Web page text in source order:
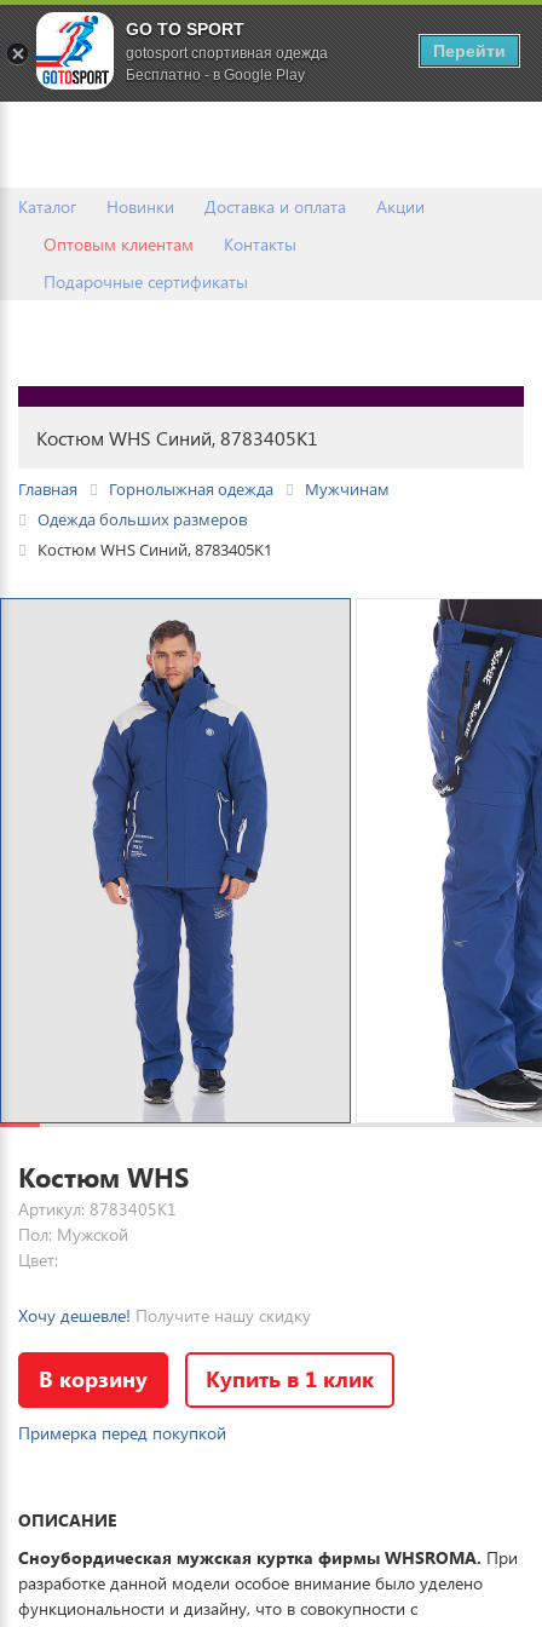
Каталог Новинки Доставка и оплата
Акции
Оптовым клиентам
Контакты
Подарочные сертификаты
0
Костюм WHS Синий, 8783405K1
Главная Горнолыжная одежда
Мужчинам
Одежда больших размеров
Костюм WHS Синий, 8783405K1
Костюм WHS
Артикул: 8783405K1
Пол: Мужской
Цвет:
Хочу дешевле! Получите нашу скидку
В корзину Купить в 1 клик
Примерка перед покупкой
ОПИСАНИЕ
Сноубордическая мужская куртка фирмы WHSROMA. При
разработке данной модели особое внимание было уделено
функциональности и дизайну, что в совокупности с
GO TO SPORT
gotosport спортивная одежда
Бесплатно - в Google Play
Перейти